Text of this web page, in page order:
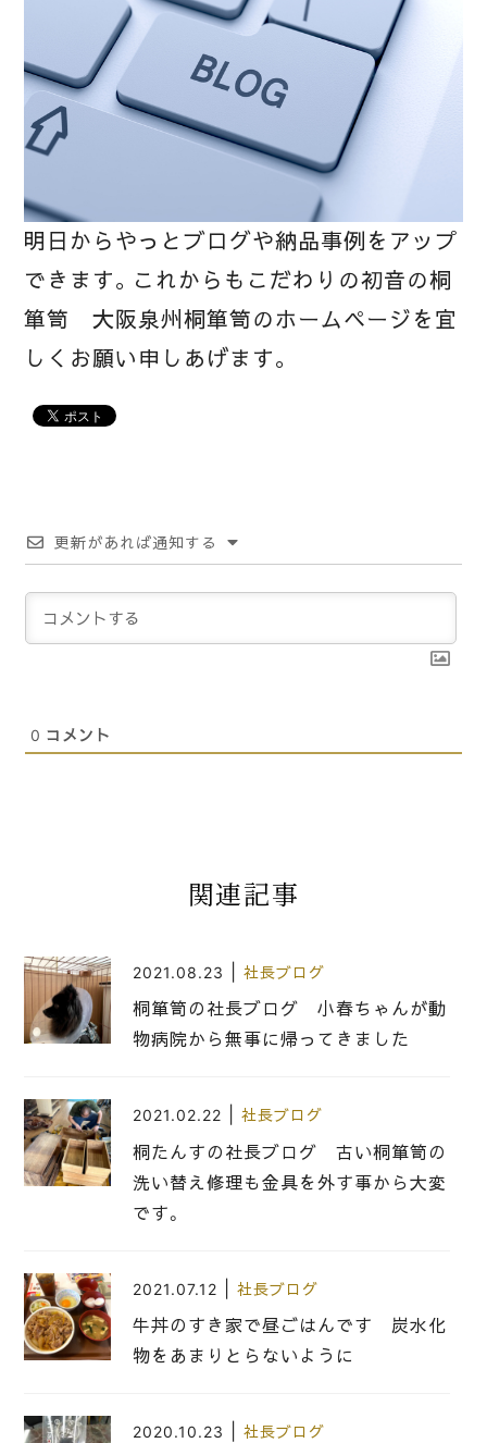
明日からやっとブログや納品事例をアップ
できます。これからもこだわりの初音の桐
箪笥 大阪泉州桐箪笥のホームページを宜
しくお願い申しあげます。
更新があれば通知する
0 コメント
関連記事
2021.08.23 社長ブログ
桐箪笥の社長ブログ 小春ちゃんが動
物病院から無事に帰ってきました
2021.02.22 社長ブログ
桐たんすの社長ブログ 古い桐箪笥の
洗い替え修理も金具を外す事から大変
です。
2021.07.12 社長ブログ
牛丼のすき家で昼ごはんです 炭水化
物をあまりとらないように
2020.10.23 社長ブログ